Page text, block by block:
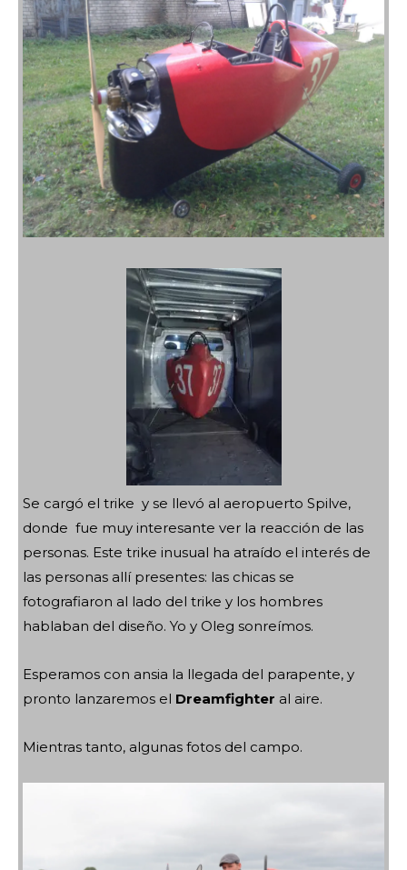
Se cargó el trike y se llevó al aeropuerto Spilve,
donde fue muy interesante ver la reacción de las
personas. Este trike inusual ha atraído el interés de
las personas allí presentes: las chicas se
fotografiaron al lado del trike y los hombres
hablaban del diseño. Yo y Oleg sonreímos.
Esperamos con ansia la llegada del parapente, y
pronto lanzaremos el Dreamfighter al aire.
Mientras tanto, algunas fotos del campo.